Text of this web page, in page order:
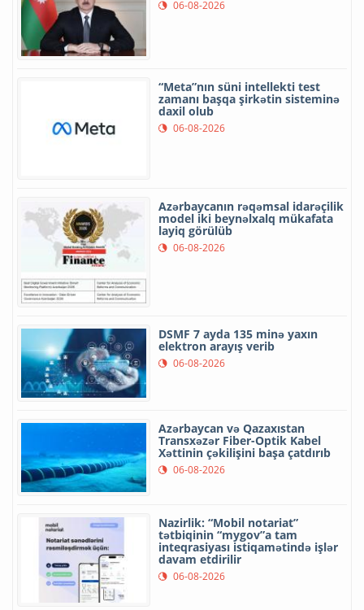
06-08-2026
“Meta”nın süni intellekti test
zamanı başqa şirkətin sisteminə
daxil olub
06-08-2026
Azərbaycanın rəqəmsal idarəçilik
model iki beynəlxalq mükafata
layiq görülüb
06-08-2026
DSMF 7 ayda 135 minə yaxın
elektron arayış verib
06-08-2026
Azərbaycan və Qazaxıstan
Transxəzər Fiber-Optik Kabel
Xəttinin çəkilişini başa çatdırıb
06-08-2026
Nazirlik: “Mobil notariat”
tətbiqinin “mygov”a tam
inteqrasiyası istiqamətində işlər
davam etdirilir
06-08-2026